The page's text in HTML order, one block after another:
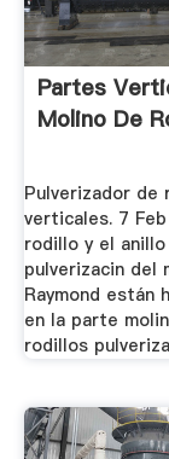
Partes
Molino De
Pulverizador de
verticales. 7
rodillo y el
pulverizacin del
Raymond están
en la parte
rodillos